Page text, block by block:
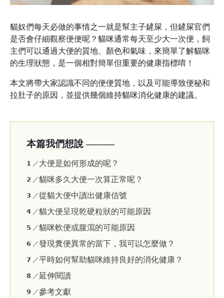
貓奴們每天必做的事情之一就是幫主子鏟屎，但鏟屎官們
是否會仔細觀察便便呢？貓咪通常每天至少大一次便，飼
主們可以通過大便的質地、顏色和氣味，來簡單了解貓咪
的生理狀態，是一個相對簡單但重要的健康指標唷！
本文將帶大家認識不同的便便質地，以及可能導致便秘和
拉肚子的原因，並提供幾個維持貓咪消化健康的建議。
本篇我們想說 ———
𝟭 ／ 大便是如何形成的呢？
𝟮 ／貓咪多久大便一次算正常呢？
𝟯 ／從貓大便中讀出健康信號
𝟰 ／貓大便呈現乾硬粒狀的可能原因
𝟱 ／貓咪軟便或腹瀉的可能原因
𝟲 ／發現糞便異常的當下，我可以怎麼做？
𝟳 ／平時如何幫助貓咪維持良好的消化健康？
𝟴 ／延伸閱讀
𝟵 ／參考文獻